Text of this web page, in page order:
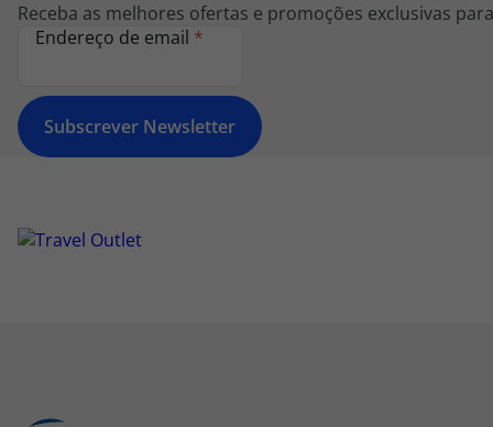
Receba as melhores ofertas e promoções exclusivas
Endereço de email *
Subscrever Newsletter